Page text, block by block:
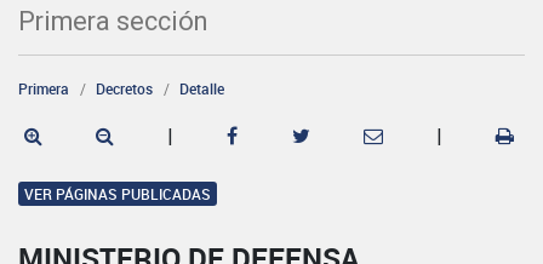
Primera sección
Primera Decretos Detalle
| |
VER PÁGINAS PUBLICADAS